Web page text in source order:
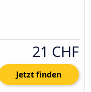
21 CHF
Jetzt finden